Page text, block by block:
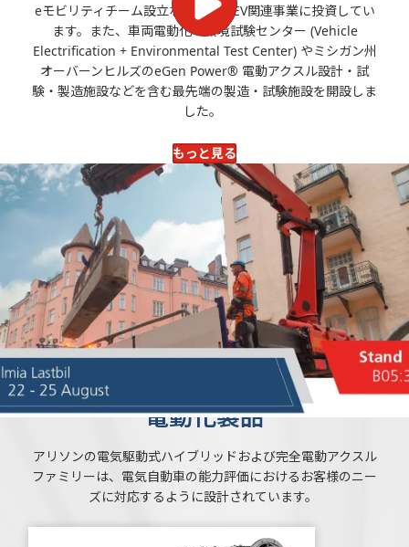
eモビリティチーム設立などを含むEV関連事業に投資してい
ます。また、車両電動化・環境試験センター (Vehicle
Electrification + Environmental Test Center) やミシガン州
オーバーンヒルズのeGen Power® 電動アクスル設計・試
験・製造施設などを含む最先端の製造・試験施設を開設しま
した。
もっと見る
普及率と動向を継続的に監視
アリソンは、電気自動車の普及率と市場の動向を監視し、推
進ソリューション設計で幅広い応用分野と市場セグメントの
ニーズにいち早く対応しています。
EVの普及は初期段階にあり、中国を除く世界における普及率
は1％を満たしていません。現在、世界における電気自動車の
普及率は2028年までに10％に達すると予測されており、アリ
ソンはほとんどの最終市場、応用分野、地域において広範囲
のEV統合が長期にわたって行われると予想しています。
電動化製品
アリソンの電気駆動式ハイブリッドおよび完全電動アクスル
ファミリーは、電気自動車の能力評価におけるお客様のニー
ズに対応するように設計されています。